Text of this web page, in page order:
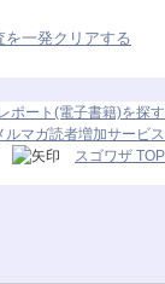
を一発クリアする
ポート(電子書籍)を探す
ルマガ読者増加サービス
スゴワザ TOP